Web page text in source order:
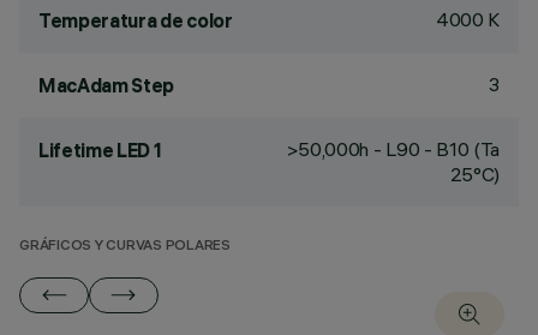
Temperatura de color 4000 K
MacAdam Step 3
Lifetime LED 1
>50,000h - L90 - B10 (Ta
25°C)
GRÁFICOS Y CURVAS POLARES